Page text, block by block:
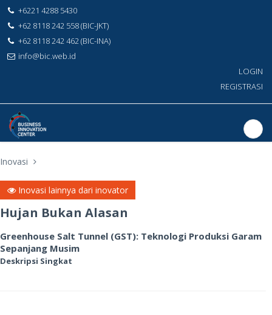
+6221 4288 5430
+62 8118 242 558 (BIC-JKT)
+62 8118 242 462 (BIC-INA)
info@bic.web.id
LOGIN
REGISTRASI
Inovasi
Inovasi lainnya dari inovator
Hujan Bukan Alasan
Greenhouse Salt Tunnel (GST): Teknologi Produksi Garam
Sepanjang Musim
Deskripsi Singkat